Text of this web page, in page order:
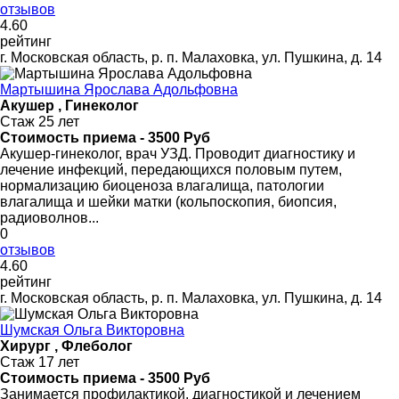
отзывов
4.60
рейтинг
г. Московская область, р. п. Малаховка, ул. Пушкина, д. 14
Мартышина Ярослава Адольфовна
Акушер , Гинеколог
Стаж 25 лет
Стоимость приема - 3500 Руб
Акушер-гинеколог, врач УЗД. Проводит диагностику и
лечение инфекций, передающихся половым путем,
нормализацию биоценоза влагалища, патологии
влагалища и шейки матки (кольпоскопия, биопсия,
радиоволнов...
0
отзывов
4.60
рейтинг
г. Московская область, р. п. Малаховка, ул. Пушкина, д. 14
Шумская Ольга Викторовна
Хирург , Флеболог
Стаж 17 лет
Стоимость приема - 3500 Руб
Занимается профилактикой, диагностикой и лечением